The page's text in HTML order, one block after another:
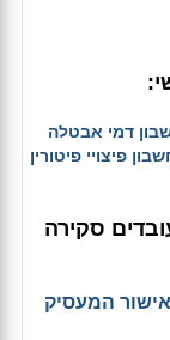
דמי אבטלה
פיצויי פיטורין
סקירה
המעסיק